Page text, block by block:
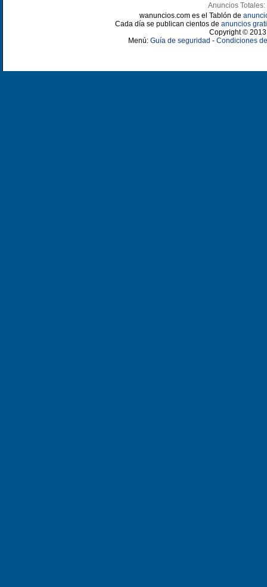
Anuncios Totales:
wanuncios.com es el Tablón de
Cada día se publican cientos de anuncios
Copyright ©
Menú: Guía de seguridad - Condiciones